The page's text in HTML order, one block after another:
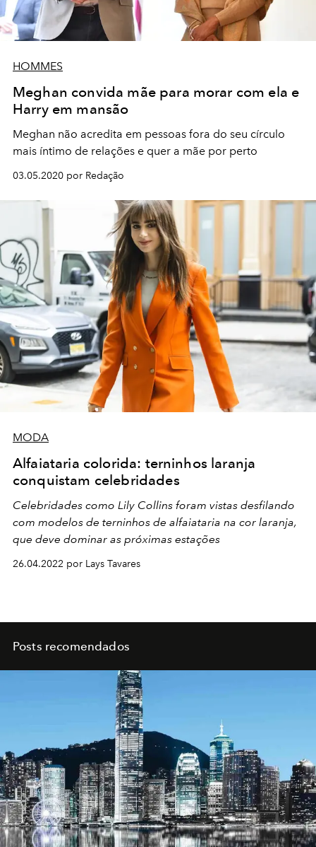
HOMMES
Meghan convida mãe para morar com ela e
Harry em mansão
Meghan não acredita em pessoas fora do seu círculo
mais íntimo de relações e quer a mãe por perto
03.05.2020 por Redação
MODA
Alfaiataria colorida: terninhos laranja
conquistam celebridades
Celebridades como Lily Collins foram vistas desfilando
com modelos de terninhos de alfaiataria na cor laranja,
que deve dominar as próximas estações
26.04.2022 por Lays Tavares
Posts recomendados